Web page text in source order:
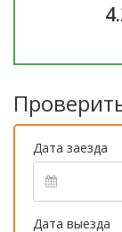
Дата заезда
Дата выезда